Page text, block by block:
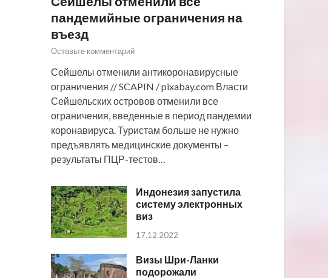
пандемийные ограничения на
въезд
Оставьте комментарий
Сейшелы отменили антикоронавирусные
ограничения // SCAPIN / pixabay.com Власти
Сейшельских островов отменили все
ограничения, введенные в период пандемии
коронавируса. Туристам больше не нужно
предъявлять медицинские документы –
результаты ПЦР-тестов…
Индонезия запустила
систему электронных
виз
17.12.2022
Визы Шри-Ланки
подорожали